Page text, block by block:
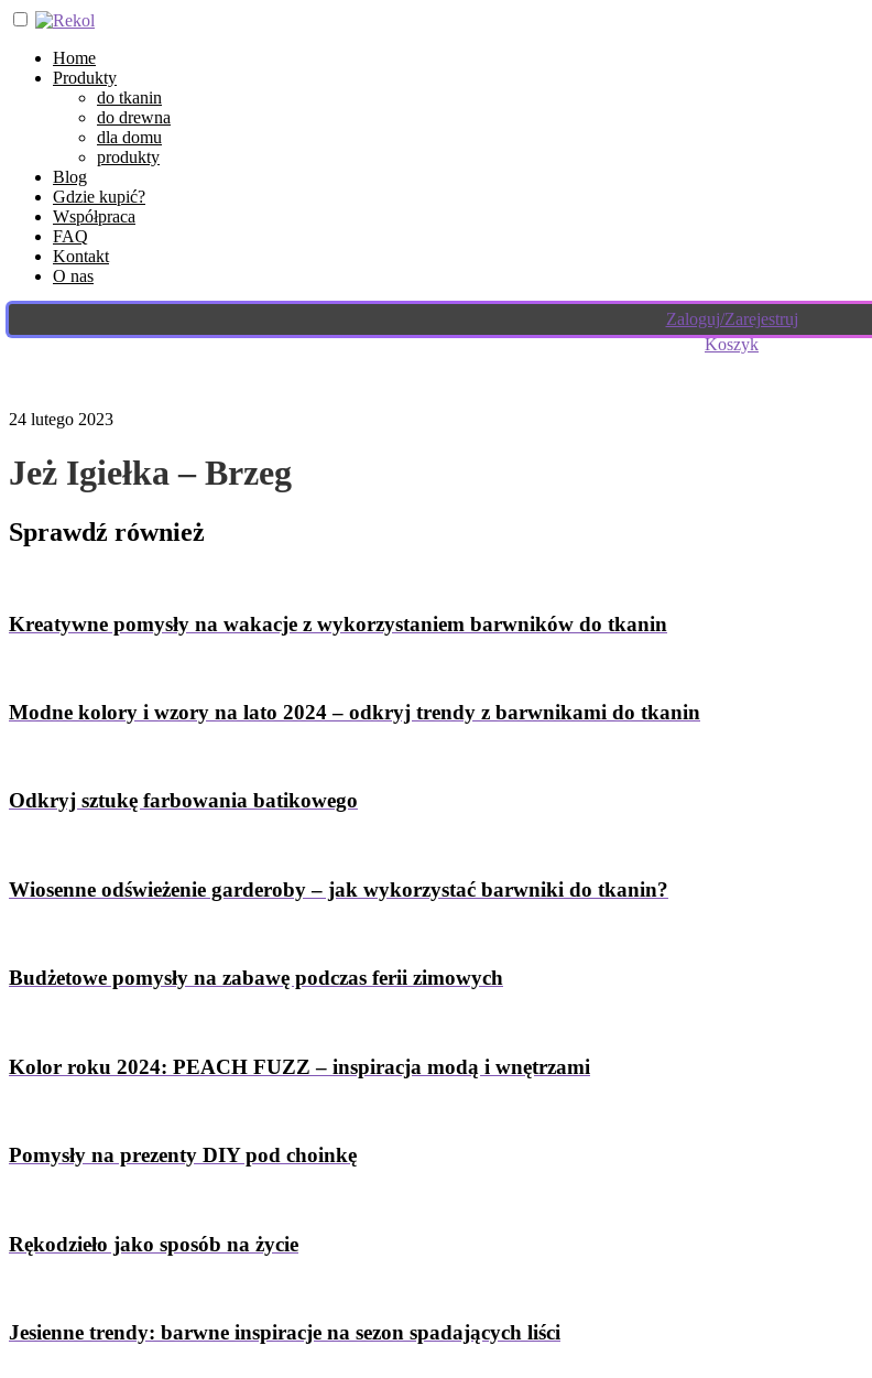
Home
Produkty
do tkanin
do drewna
dla domu
produkty
Blog
Gdzie kupić?
Współpraca
FAQ
Kontakt
O nas
Zaloguj/Zarejestruj
Koszyk
24 lutego 2023
Jeż Igiełka – Brzeg
Sprawdź również
Kreatywne pomysły na wakacje z wykorzystaniem barwników do tkanin
Modne kolory i wzory na lato 2024 – odkryj trendy z barwnikami do tkanin
Odkryj sztukę farbowania batikowego
Wiosenne odświeżenie garderoby – jak wykorzystać barwniki do tkanin?
Budżetowe pomysły na zabawę podczas ferii zimowych
Kolor roku 2024: PEACH FUZZ – inspiracja modą i wnętrzami
Pomysły na prezenty DIY pod choinkę
Rękodzieło jako sposób na życie
Jesienne trendy: barwne inspiracje na sezon spadających liści